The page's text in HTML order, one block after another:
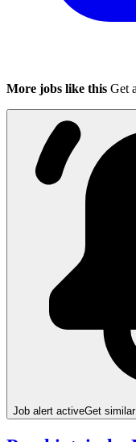
More jobs like this Get
Job alert activeGet